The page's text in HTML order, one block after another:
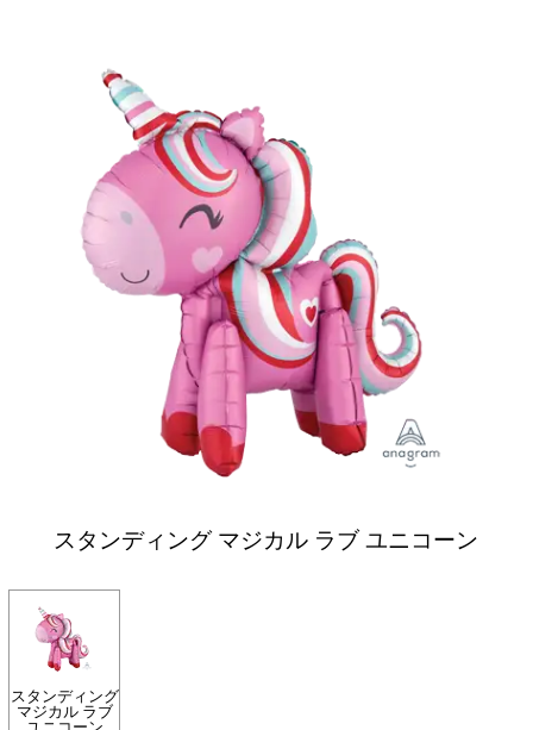
スタンディング マジカル ラブ ユニコーン
スタンディング
マジカル ラブ